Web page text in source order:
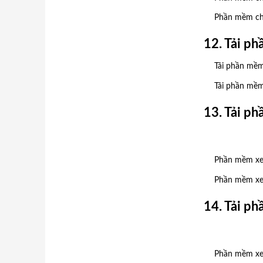
Phần mềm
12. Tải
Tải phần
Tải phần
13. Tải
Phần mềm
Phần mềm
14. Tải
Phần mềm